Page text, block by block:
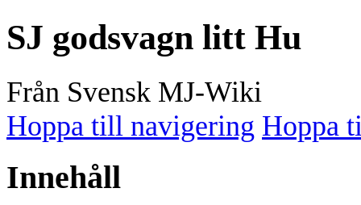
SJ godsvagn litt Hu
Från Svensk MJ-Wiki
Hoppa till navigering Hoppa
Innehåll